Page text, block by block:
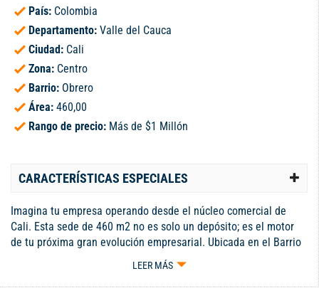
País: Colombia
Departamento: Valle del Cauca
Ciudad: Cali
Zona: Centro
Barrio: Obrero
Área: 460,00
Rango de precio: Más de $1 Millón
CARACTERÍSTICAS ESPECIALES
Imagina tu empresa operando desde el núcleo comercial de
Cali. Esta sede de 460 m2 no es solo un depósito; es el motor
de tu próxima gran evolución empresarial. Ubicada en el Barrio
Obrero, resuelve el desafío logístico de estar donde el mercado
controlado, optimizando tiempos de entrega y blindando tu
LEER MÁS